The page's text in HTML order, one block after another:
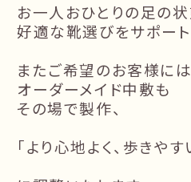
お一人おひとりの足の
好適な靴選びをサポート
またご希望のお客様には
オーダーメイド中敷も
その場で製作、
「より心地よく、歩きやす